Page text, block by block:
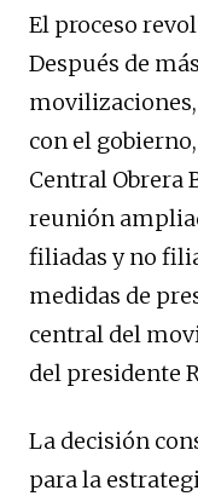
El proceso
Después de
con el
Central Obrera
reunión
filiadas y no
medidas de
central del
del presidente
La decisión
para la